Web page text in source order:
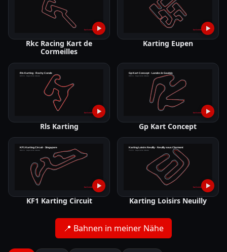
▶
Rkc Racing Kart de
Cormeilles
▶
Karting Eupen
▶
Rls Karting
▶
Gp Kart Concept
▶
KF1 Karting Circuit
▶
Karting Loisirs Neuilly
📍 Bahnen in meiner Nähe